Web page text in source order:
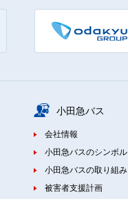
小田急バス
会社情報
小田急バスのシンボル
小田急バスの取り組み
被害者支援計画